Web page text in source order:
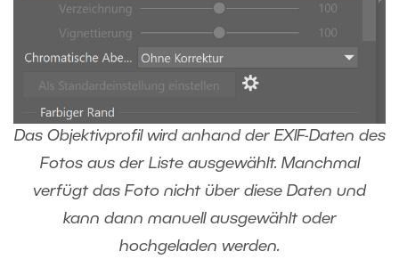
Das Objektivprofil wird anhand der EXIF-Daten des
Fotos aus der Liste ausgewählt. Manchmal
verfügt das Foto nicht über diese Daten und
kann dann manuell ausgewählt oder
hochgeladen werden.